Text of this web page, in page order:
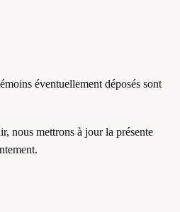
éventuellement déposés sont
nous mettrons à jour la présente